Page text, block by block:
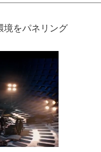
境をパネリング